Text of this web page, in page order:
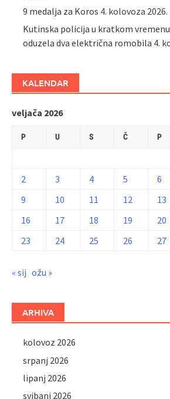
9 medalja za Koros 4. kolovoza 2026.
Kutinska policija u kratkom
oduzela dva električna romobila 4.
KALENDAR
veljača 2026
P U S Č P
2
3 4 5 6
9
10 11 12 13
16
17 18 19 20
23
24 25 26 27
« sij ožu »
ARHIVA
kolovoz 2026
srpanj 2026
lipanj 2026
svibanj 2026